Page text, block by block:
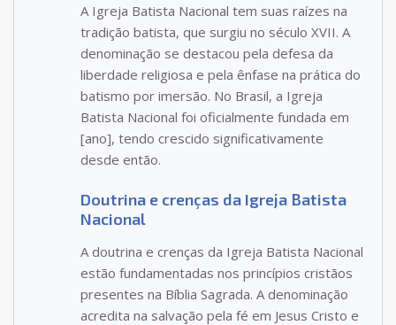
A Igreja Batista Nacional tem suas raízes na
tradição batista, que surgiu no século XVII. A
denominação se destacou pela defesa da
liberdade religiosa e pela ênfase na prática do
batismo por imersão. No Brasil, a Igreja
Batista Nacional foi oficialmente fundada em
[ano], tendo crescido significativamente
desde então.
Doutrina e crenças da Igreja Batista
Nacional
A doutrina e crenças da Igreja Batista Nacional
estão fundamentadas nos princípios cristãos
presentes na Bíblia Sagrada. A denominação
acredita na salvação pela fé em Jesus Cristo e